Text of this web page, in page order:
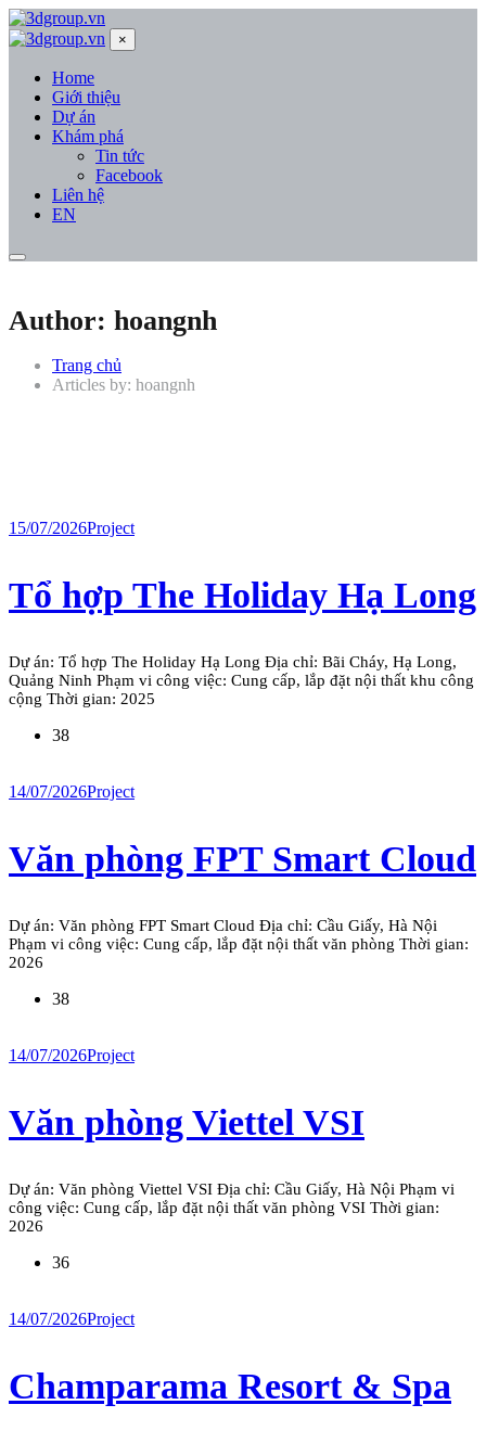
×
Home
Giới thiệu
Dự án
Khám phá
Tin tức
Facebook
Liên hệ
EN
Author: hoangnh
Trang chủ
Articles by: hoangnh
15/07/2026Project
Tổ hợp The Holiday Hạ Long
Dự án: Tổ hợp The Holiday Hạ Long Địa chỉ: Bãi Cháy, Hạ Long,
Quảng Ninh Phạm vi công việc: Cung cấp, lắp đặt nội thất khu công
cộng Thời gian: 2025
38
14/07/2026Project
Văn phòng FPT Smart Cloud
Dự án: Văn phòng FPT Smart Cloud Địa chỉ: Cầu Giấy, Hà Nội
Phạm vi công việc: Cung cấp, lắp đặt nội thất văn phòng Thời gian:
2026
38
14/07/2026Project
Văn phòng Viettel VSI
Dự án: Văn phòng Viettel VSI Địa chỉ: Cầu Giấy, Hà Nội Phạm vi
công việc: Cung cấp, lắp đặt nội thất văn phòng VSI Thời gian:
2026
36
14/07/2026Project
Champarama Resort & Spa